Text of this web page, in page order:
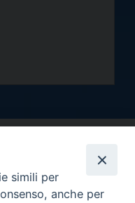
simili per
anche per